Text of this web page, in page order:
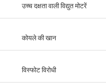
उच्च दक्षता वाली विद्युत मोटरें
कोयले की खान
विस्फोट विरोधी